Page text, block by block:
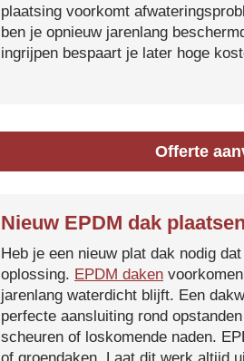
plaatsing voorkomt
ben je opnieuw jarenlang
ingrijpen bespaart je later hoge
Offerte
Nieuw EPDM dak
Heb je een nieuw plat dak nodig
oplossing. EPDM daken
jarenlang waterdicht blijft. Een
perfecte aansluiting rond
scheuren of loskomende naden.